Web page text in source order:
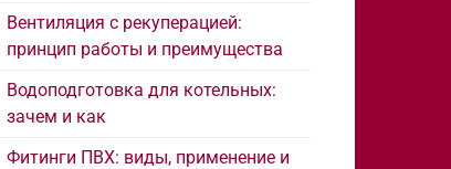
Вентиляция с рекуперацией:
принцип работы и преимущества
Водоподготовка для котельных:
зачем и как
Фитинги ПВХ: виды, применение и